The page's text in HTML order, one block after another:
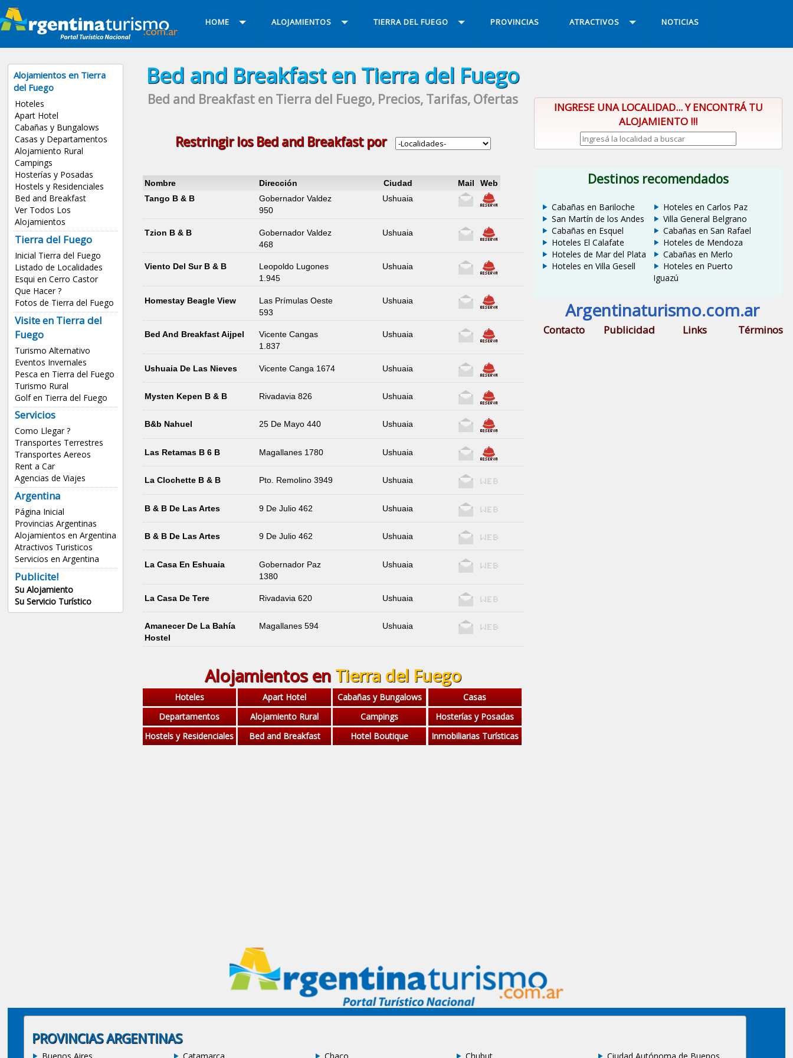
HOME ALOJAMIENTOS TIERRA DEL FUEGO PROVINCIAS ATRACTIVOS NOTICIAS
Alojamientos en Tierra
del Fuego
Hoteles
Apart Hotel
Cabañas y Bungalows
Casas y Departamentos
Alojamiento Rural
Campings
Hosterías y Posadas
Hostels y Residenciales
Bed and Breakfast
Ver Todos Los
Alojamientos
Tierra del Fuego
Inicial Tierra del Fuego
Listado de Localidades
Esqui en Cerro Castor
Que Hacer ?
Fotos de Tierra del Fuego
Visite en Tierra del
Fuego
Turismo Alternativo
Eventos Invernales
Pesca en Tierra del Fuego
Turismo Rural
Golf en Tierra del Fuego
Servicios
Como Llegar ?
Transportes Terrestres
Transportes Aereos
Rent a Car
Agencias de Viajes
Argentina
Página Inicial
Provincias Argentinas
Alojamientos en Argentina
Atractivos Turisticos
Servicios en Argentina
Publicite!
Su Alojamiento
Su Servicio Turístico
Bed and Breakfast en Tierra del Fuego
Bed and Breakfast en Tierra del Fuego, Precios, Tarifas, Ofertas
Restringir los Bed and Breakfastpor
Nombre Dirección Ciudad Mail
Web
Tango B & B
Gobernador Valdez
950
Ushuaia
Tzion B & B
Gobernador Valdez
468
Ushuaia
Viento Del Sur B & B
Leopoldo Lugones
1.945
Ushuaia
Homestay Beagle View
Las Prímulas Oeste
593
Ushuaia
Bed And Breakfast Aijpel
Vicente Cangas
1.837
Ushuaia
Ushuaia De Las Nieves Vicente Canga 1674 Ushuaia
Mysten Kepen B & B Rivadavia 826 Ushuaia
B&b Nahuel 25 De Mayo 440 Ushuaia
Las Retamas B 6 B Magallanes 1780 Ushuaia
La Clochette B & B Pto. Remolino 3949 Ushuaia
B & B De Las Artes 9 De Julio 462 Ushuaia
B & B De Las Artes 9 De Julio 462 Ushuaia
La Casa En Eshuaia
Gobernador Paz
1380
Ushuaia
La Casa De Tere Rivadavia 620 Ushuaia
Amanecer De La Bahía
Hostel
Magallanes 594 Ushuaia
Alojamientos en Tierra del Fuego
Hoteles Apart Hotel Cabañas y Bungalows
Casas
Departamentos
Alojamiento Rural Campings
Hosterías y Posadas
Hostels y Residenciales
Bed and Breakfast Hotel Boutique Inmobiliarias Turísticas
INGRESE UNA LOCALIDAD... Y ENCONTRÁ TU
ALOJAMIENTO !!!
Destinos recomendados
Cabañas en Bariloche
San Martín de los Andes
Cabañas en Esquel
Hoteles El Calafate
Hoteles de Mar del Plata
Hoteles en Villa Gesell
Hoteles en Carlos Paz
Villa General Belgrano
Cabañas en San Rafael
Hoteles de Mendoza
Cabañas en Merlo
Hoteles en Puerto
Iguazú
Argentinaturismo.com.ar
Contacto Publicidad Links Términos
PROVINCIAS ARGENTINAS